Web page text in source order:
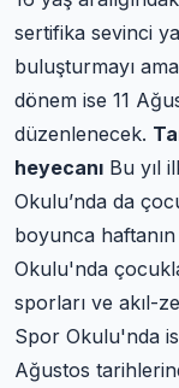
sertifika sevinci
buluşturmayı
dönem ise 11
düzenlenecek.
heyecanı Bu yıl
Okulu’nda da
boyunca
Okulu'nda
sporları ve akıl-
Spor Okulu'nda
Ağustos